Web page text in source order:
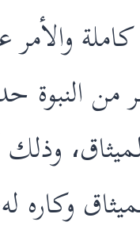
من
وذلك
وكاره